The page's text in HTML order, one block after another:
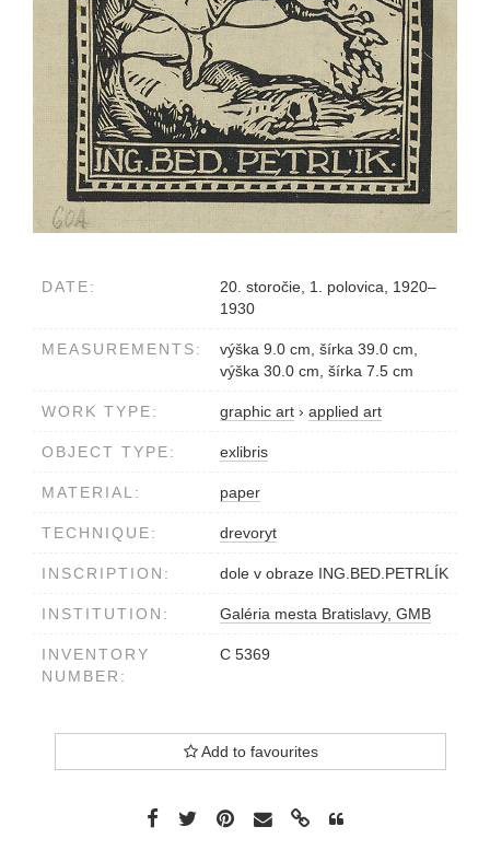
DATE:
20. storočie, 1. polovica, 1920–
1930
MEASUREMENTS:
výška 9.0 cm, šírka 39.0 cm,
výška 30.0 cm, šírka 7.5 cm
WORK TYPE: graphic art › applied art
OBJECT TYPE: exlibris
MATERIAL: paper
TECHNIQUE: drevoryt
INSCRIPTION: dole v obraze ING.BED.PETRLÍK
INSTITUTION: Galéria mesta Bratislavy, GMB
INVENTORY
NUMBER:
C 5369
Add to favourites